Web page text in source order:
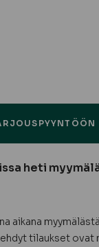
heti
aikana myymälästä.
tilaukset ovat